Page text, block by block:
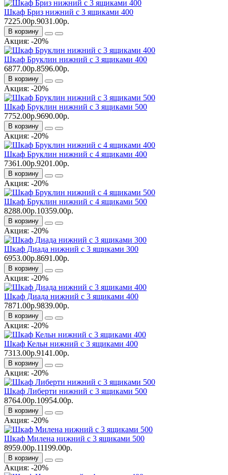
Шкаф Бриз нижний с 3 ящиками 400
7225.00р.9031.00р.
В корзину
Акция: -20%
Шкаф Бруклин нижний с 3 ящиками 400
6877.00р.8596.00р.
В корзину
Акция: -20%
Шкаф Бруклин нижний с 3 ящиками 500
7752.00р.9690.00р.
В корзину
Акция: -20%
Шкаф Бруклин нижний с 4 ящиками 400
7361.00р.9201.00р.
В корзину
Акция: -20%
Шкаф Бруклин нижний с 4 ящиками 500
8288.00р.10359.00р.
В корзину
Акция: -20%
Шкаф Диада нижний с 3 ящиками 300
6953.00р.8691.00р.
В корзину
Акция: -20%
Шкаф Диада нижний с 3 ящиками 400
7871.00р.9839.00р.
В корзину
Акция: -20%
Шкаф Кельн нижний с 3 ящиками 400
7313.00р.9141.00р.
В корзину
Акция: -20%
Шкаф Либерти нижний с 3 ящиками 500
8764.00р.10954.00р.
В корзину
Акция: -20%
Шкаф Милена нижний с 3 ящиками 500
8959.00р.11199.00р.
В корзину
Акция: -20%